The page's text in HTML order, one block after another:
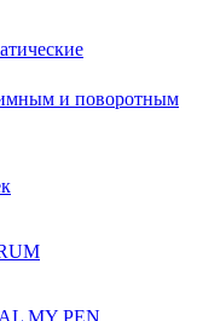
и поворотным
MY PEN